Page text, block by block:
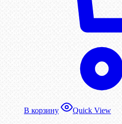
В корзину Quick View